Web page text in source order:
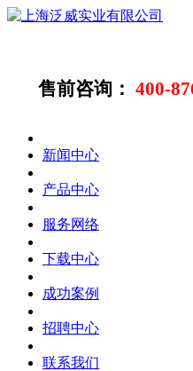
售前咨询： 400-
新闻中心
产品中心
服务网络
下载中心
成功案例
招聘中心
联系我们